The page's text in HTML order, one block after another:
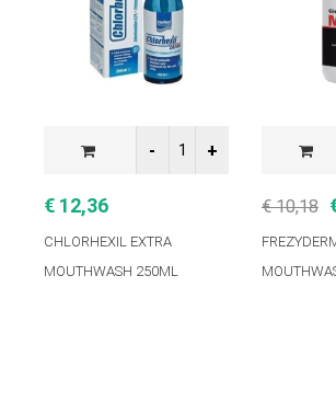
€ 12,36
CHLORHEXIL EXTRA
MOUTHWASH 250ML
€ 10,18